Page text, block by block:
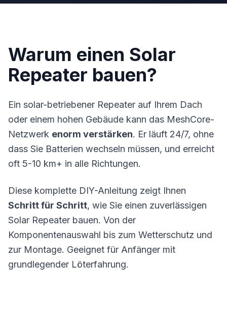
Warum einen Solar
Repeater bauen?
Ein solar-betriebener Repeater auf Ihrem Dach
oder einem hohen Gebäude kann das MeshCore-
Netzwerk enorm verstärken. Er läuft 24/7, ohne
dass Sie Batterien wechseln müssen, und erreicht
oft 5-10 km+ in alle Richtungen.
Diese komplette DIY-Anleitung zeigt Ihnen
Schritt für Schritt, wie Sie einen zuverlässigen
Solar Repeater bauen. Von der
Komponentenauswahl bis zum Wetterschutz und
zur Montage. Geeignet für Anfänger mit
grundlegender Löterfahrung.